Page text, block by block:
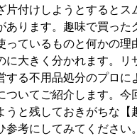
片付けしようとするとス
あります。趣味で買った
っているものと何かの理
に大きく分かれます。リ
する不用品処分のプロに
ついてご紹介します。今
うと残しておきがちな【
参考にしてみてください。